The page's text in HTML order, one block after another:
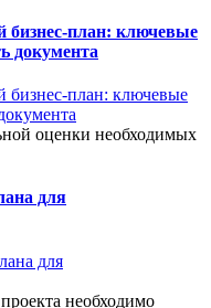
бизнес-план: ключевые
документа
оценки необходимых
для
необходимо